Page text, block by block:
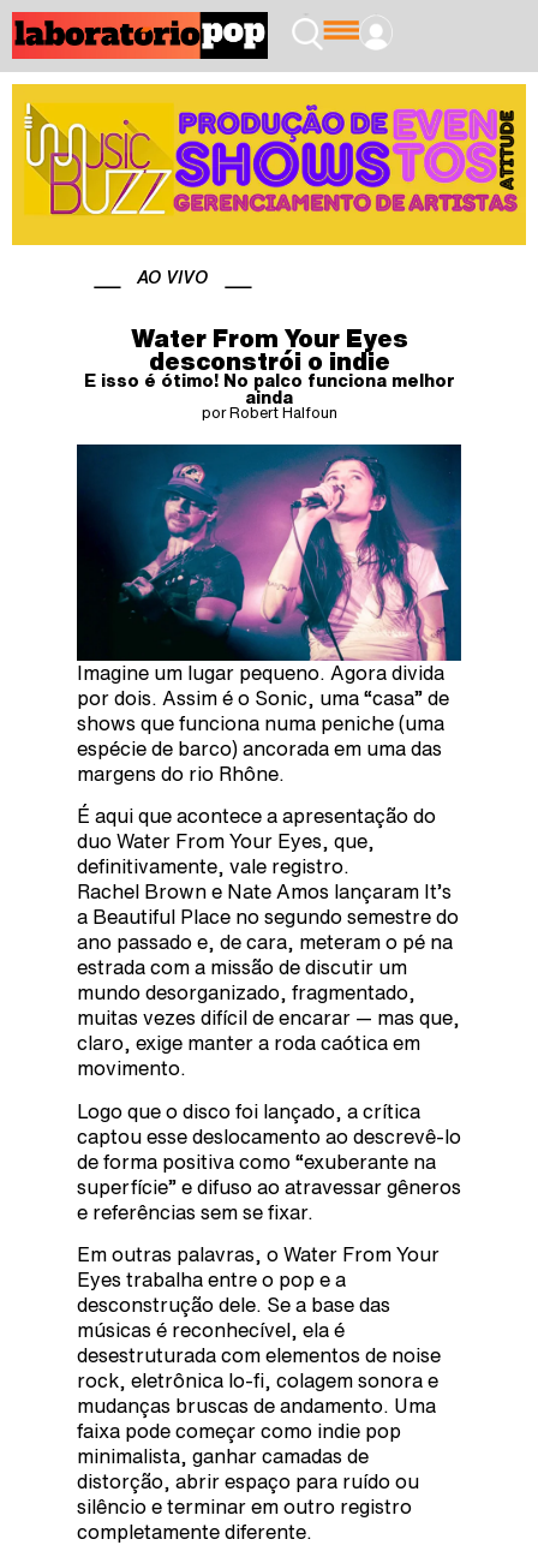
AO VIVO
Water From Your Eyes
desconstrói o indie
E isso é ótimo! No palco funciona melhor
ainda
por Robert Halfoun
Imagine um lugar pequeno. Agora divida
por dois. Assim é o Sonic, uma “casa” de
shows que funciona numa peniche (uma
espécie de barco) ancorada em uma das
margens do rio Rhône.
É aqui que acontece a apresentação do
duo Water From Your Eyes, que,
definitivamente, vale registro.
Rachel Brown e Nate Amos lançaram It’s
a Beautiful Place no segundo semestre do
ano passado e, de cara, meteram o pé na
estrada com a missão de discutir um
mundo desorganizado, fragmentado,
muitas vezes difícil de encarar — mas que,
claro, exige manter a roda caótica em
movimento.
Logo que o disco foi lançado, a crítica
captou esse deslocamento ao descrevê-lo
de forma positiva como “exuberante na
superfície” e difuso ao atravessar gêneros
e referências sem se fixar.
Em outras palavras, o Water From Your
Eyes trabalha entre o pop e a
desconstrução dele. Se a base das
músicas é reconhecível, ela é
desestruturada com elementos de noise
rock, eletrônica lo-fi, colagem sonora e
mudanças bruscas de andamento. Uma
faixa pode começar como indie pop
minimalista, ganhar camadas de
distorção, abrir espaço para ruído ou
silêncio e terminar em outro registro
completamente diferente.